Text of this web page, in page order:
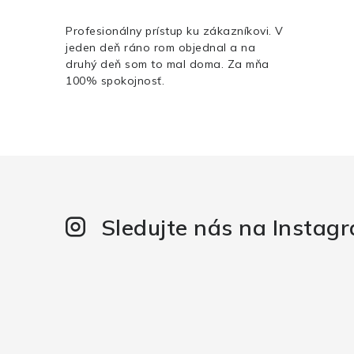
Profesionálny prístup ku zákazníkovi. V
jeden deň ráno rom objednal a na
druhý deň som to mal doma. Za mňa
100% spokojnosť.
Sledujte nás na